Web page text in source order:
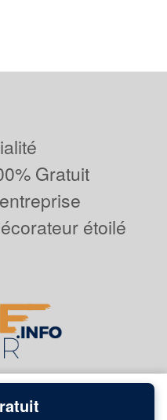
Gratuit
étoilé
que pro